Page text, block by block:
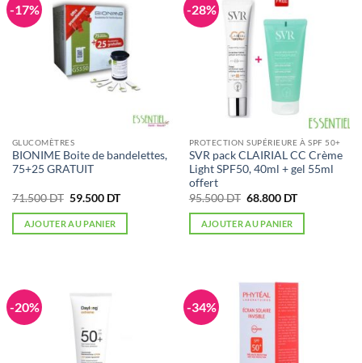
-17%
GLUCOMÈTRES
BIONIME Boite de bandelettes,
75+25 GRATUIT
71.500DT Le
initial
était :
59.500 DTLe
actuel
AJOUTER AU PANIER
-28%
PROTECTION SUPÉRIEURE À SPF 50+
SVR pack CLAIRIAL CC Crème
Light SPF50, 40ml + gel 55ml
offert
95.500DT Le
initial
était :
68.800 DTLe
actuel
AJOUTER AU PANIER
-20% -34%